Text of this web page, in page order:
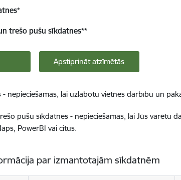
*
trešo pušu sīkdatnes**
Apstiprināt atzīmētās
- nepieciešamas, lai uzlabotu vietnes darbību un
pušu sīkdatnes - nepieciešamas, lai Jūs varētu
PowerBI vai citus.
par izmantotajām sīkdatnēm